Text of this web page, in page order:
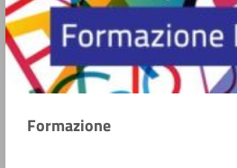
Formazione